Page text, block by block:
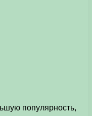
популярность,